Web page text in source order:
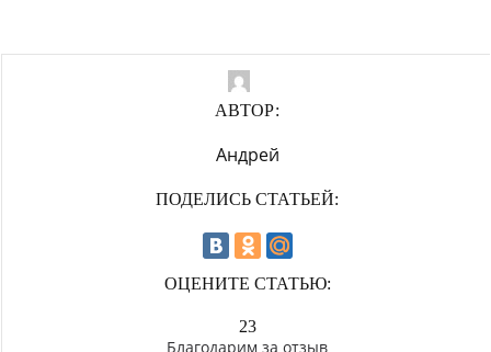
АВТОР:
Андрей
ПОДЕЛИСЬ СТАТЬЕЙ:
ОЦЕНИТЕ СТАТЬЮ:
23
Благодарим за отзыв